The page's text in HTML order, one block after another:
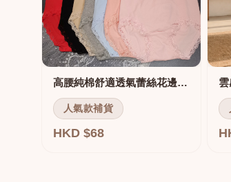
高腰純棉舒適透氣蕾絲花邊三角褲
人氣款補貨
HKD $68